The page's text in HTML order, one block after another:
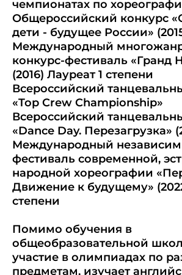
чемпионатах по
Общероссийский конкурс
дети - будущее России»
Международный
конкурс-фестиваль «Гранд
(2016) Лауреат 1 степени
Всероссийский
«Top Crew Championship»
Всероссийский
«Dance Day. Перезагрузка»
Международный
фестиваль современной,
народной хореографии
Движение к будущему»
степени
Помимо обучения в
общеобразовательной
участие в олимпиадах по
предметам, изучает